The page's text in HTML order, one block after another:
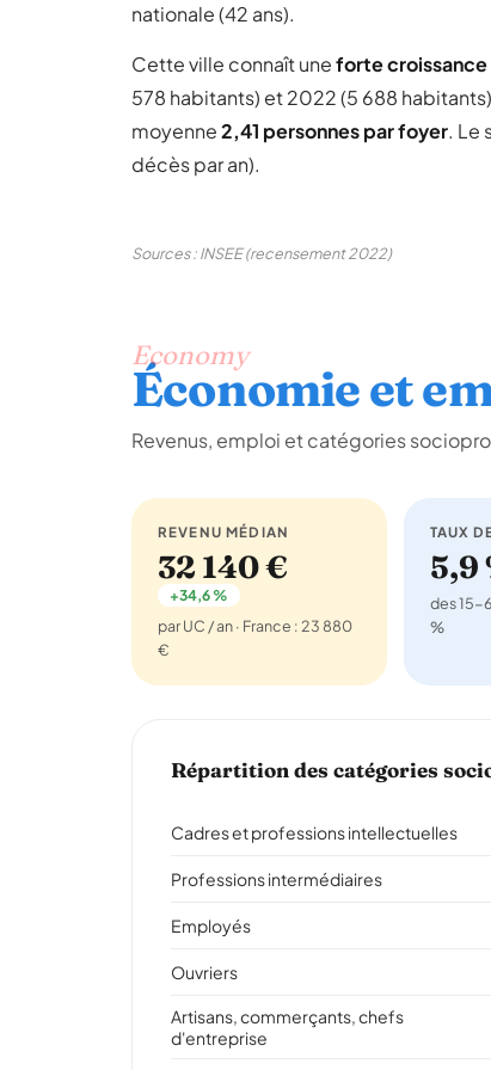
nationale (42 ans).
Cette ville connaît uneforte
578 habitants) et 2022 (5 688
moyenne2,41 personnes par foyer. Le
décès par an).
Sources : INSEE (recensement 2022)
Economy
Économie et
Revenus, emploi et catégories
REVENU MÉDIAN
32 140 €
+34,6 %
par UC / an · France : 23 880
€
TAUX
5,9
des 15-
%
Répartition des catégories
Cadres et professions intellectuelles
Professions intermédiaires
Employés
Ouvriers
Artisans, commerçants, chefs
d'entreprise